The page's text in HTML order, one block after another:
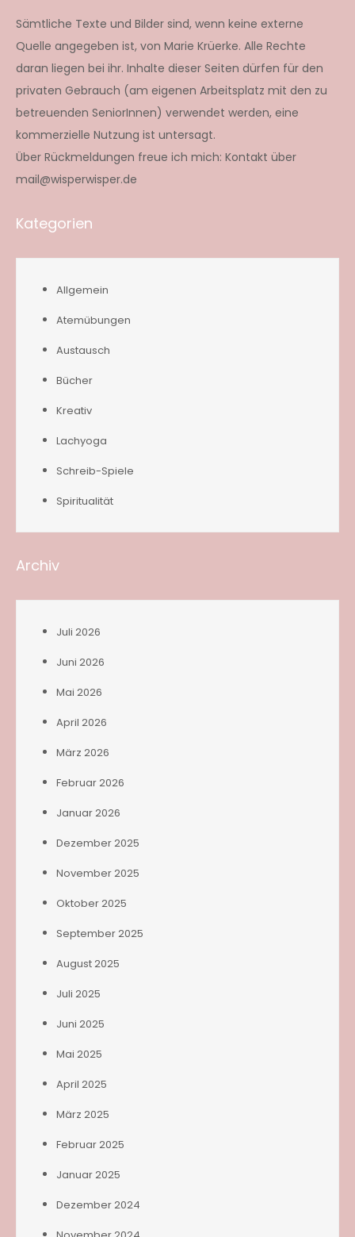
Sämtliche Texte und Bilder sind, wenn keine externe
Quelle angegeben ist, von Marie Krüerke. Alle Rechte
daran liegen bei ihr. Inhalte dieser Seiten dürfen für den
privaten Gebrauch (am eigenen Arbeitsplatz mit den zu
betreuenden SeniorInnen) verwendet werden, eine
kommerzielle Nutzung ist untersagt.
Über Rückmeldungen freue ich mich: Kontakt über
mail@wisperwisper.de
Kategorien
Allgemein
Atemübungen
Austausch
Bücher
Kreativ
Lachyoga
Schreib-Spiele
Spiritualität
Archiv
Juli 2026
Juni 2026
Mai 2026
April 2026
März 2026
Februar 2026
Januar 2026
Dezember 2025
November 2025
Oktober 2025
September 2025
August 2025
Juli 2025
Juni 2025
Mai 2025
April 2025
März 2025
Februar 2025
Januar 2025
Dezember 2024